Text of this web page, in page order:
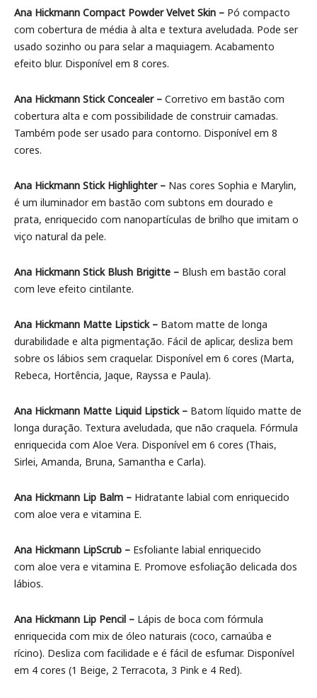
Ana Hickmann Compact Powder Velvet Skin – Pó compacto
com cobertura de média à alta e textura aveludada. Pode ser
usado sozinho ou para selar a maquiagem. Acabamento
efeito blur. Disponível em 8 cores.
Ana Hickmann Stick Concealer – Corretivo em bastão com
cobertura alta e com possibilidade de construir camadas.
Também pode ser usado para contorno. Disponível em 8
cores.
Ana Hickmann Stick Highlighter – Nas cores Sophia e Marylin,
é um iluminador em bastão com subtons em dourado e
prata, enriquecido com nanopartículas de brilho que imitam o
viço natural da pele.
Ana Hickmann Stick Blush Brigitte – Blush em bastão coral
com leve efeito cintilante.
Ana Hickmann Matte Lipstick – Batom matte de longa
durabilidade e alta pigmentação. Fácil de aplicar, desliza bem
sobre os lábios sem craquelar. Disponível em 6 cores (Marta,
Rebeca, Hortência, Jaque, Rayssa e Paula).
Ana Hickmann Matte Liquid Lipstick – Batom líquido matte de
longa duração. Textura aveludada, que não craquela. Fórmula
enriquecida com Aloe Vera. Disponível em 6 cores (Thais,
Sirlei, Amanda, Bruna, Samantha e Carla).
Ana Hickmann Lip Balm – Hidratante labial com enriquecido
com aloe vera e vitamina E.
Ana Hickmann LipScrub – Esfoliante labial enriquecido
com aloe vera e vitamina E. Promove esfoliação delicada dos
lábios.
Ana Hickmann Lip Pencil – Lápis de boca com fórmula
enriquecida com mix de óleo naturais (coco, carnaúba e
rícino). Desliza com facilidade e é fácil de esfumar. Disponível
em 4 cores (1 Beige, 2 Terracota, 3 Pink e 4 Red).